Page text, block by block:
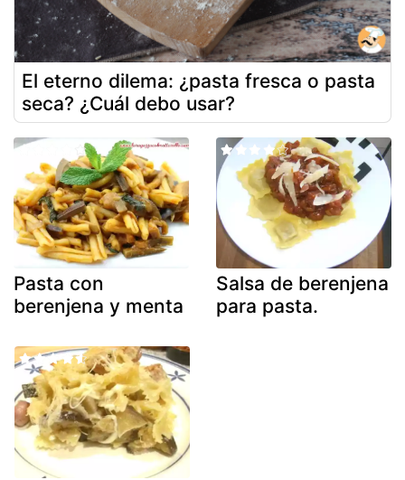
El eterno dilema: ¿pasta fresca o pasta
seca? ¿Cuál debo usar?
Pasta con
berenjena y menta
Salsa de berenjena
para pasta.